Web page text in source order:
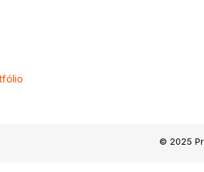
© 2025